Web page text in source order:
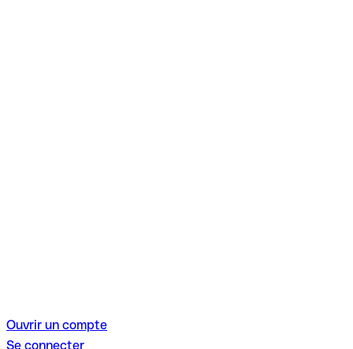
Ouvrir un compte
Se connecter